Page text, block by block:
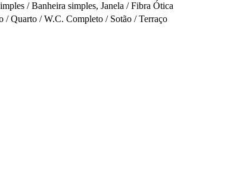
/ Banheira simples, Janela / Fibra Ótica
/ Quarto / W.C. Completo / Sotão / Terraço